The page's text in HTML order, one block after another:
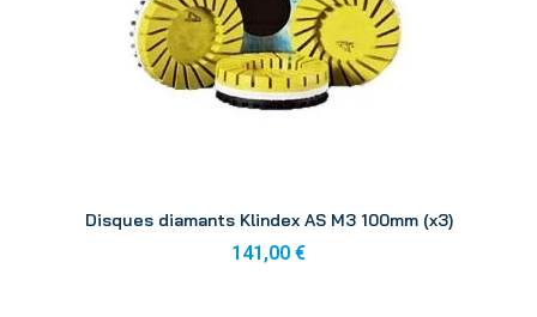
Disques diamants Klindex AS M3 100mm (x3)
141,00 €